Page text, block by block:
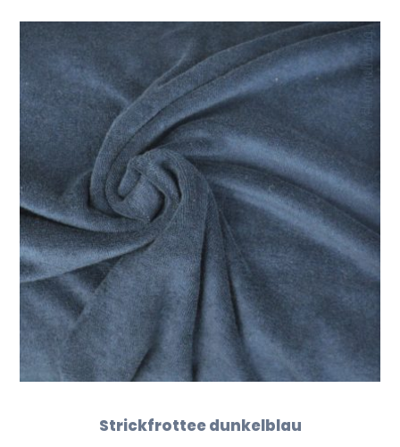
Strickfrottee dunkelblau